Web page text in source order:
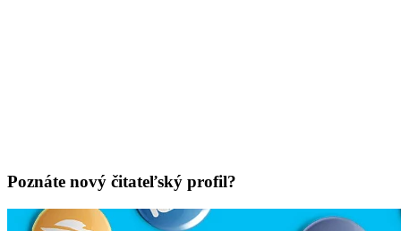
Poznáte nový čitateľský profil?